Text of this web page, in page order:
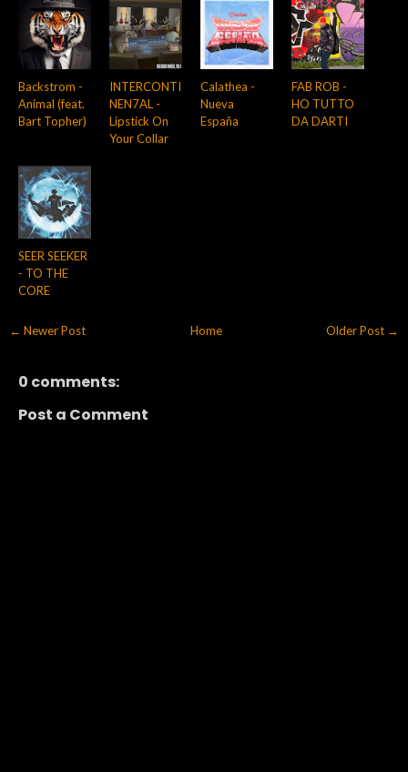
Backstrom -
Animal (feat.
Bart Topher)
INTERCONTI
NEN7AL -
Lipstick On
Your Collar
Calathea -
Nueva
España
FAB ROB -
HO TUTTO
DA DARTI
SEER SEEKER
- TO THE
CORE
← Newer Post Older Post →
Home
0 comments:
Post a Comment